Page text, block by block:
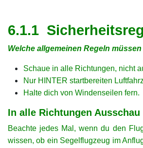
6.1.1
Welche allgemeinen Regeln
Schaue in alle Richtungen, nicht
Nur HINTER startbereiten
Halte dich von Windenseilen fern.
In alle Richtungen Ausschau
Beachte jedes Mal, wenn du den
wissen, ob ein Segelflugzeug im